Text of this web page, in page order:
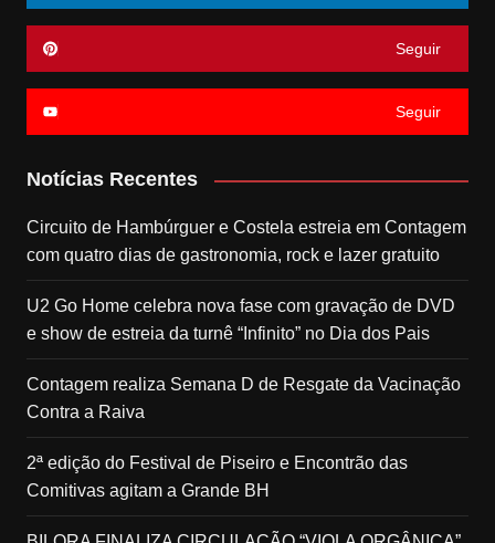
Seguir
Seguir
Notícias Recentes
Circuito de Hambúrguer e Costela estreia em Contagem
com quatro dias de gastronomia, rock e lazer gratuito
U2 Go Home celebra nova fase com gravação de DVD
e show de estreia da turnê “Infinito” no Dia dos Pais
Contagem realiza Semana D de Resgate da Vacinação
Contra a Raiva
2ª edição do Festival de Piseiro e Encontrão das
Comitivas agitam a Grande BH